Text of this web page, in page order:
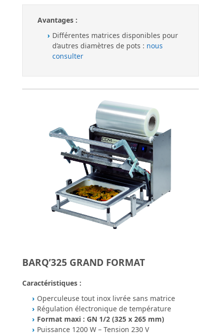
Avantages :
Différentes matrices disponibles pour
d’autres diamètres de pots : nous
consulter
BARQ’325 GRAND FORMAT
Caractéristiques :
Operculeuse tout inox livrée sans matrice
Régulation électronique de température
Format maxi : GN 1/2 (325 x 265 mm)
Puissance 1200 W – Tension 230 V